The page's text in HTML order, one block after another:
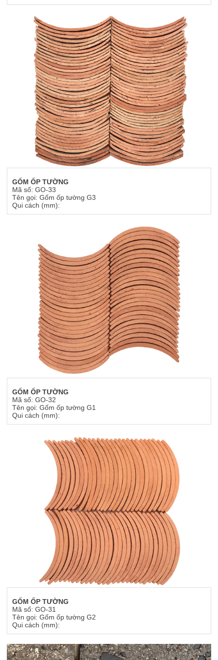
GỐM ỐP TƯỜNG
Mã số: GO-33
Tên gọi: Gốm ốp tường G3
Qui cách (mm):
GỐM ỐP TƯỜNG
Mã số: GO-32
Tên gọi: Gốm ốp tường G1
Qui cách (mm):
GỐM ỐP TƯỜNG
Mã số: GO-31
Tên gọi: Gốm ốp tường G2
Qui cách (mm):